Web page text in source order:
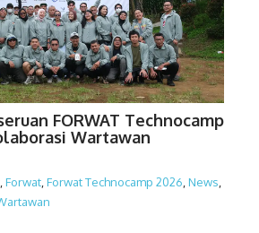
FORWAT Technocamp
Wartawan
,Forwat,Forwat Technocamp 2026,News,